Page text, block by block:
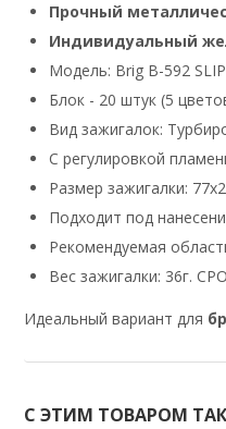
Прочный
Индивидуальный
Модель: Brig B-592 SLIP
Блок - 20 штук (5
Вид зажигалок:
С регулировкой
Размер зажигалки:
Подходит под
Рекомендуемая
Вес зажигалки: 36г.
Идеальный вариант для
С ЭТИМ ТОВАРОМ